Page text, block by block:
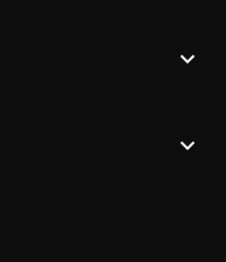
expand_more
expand_more